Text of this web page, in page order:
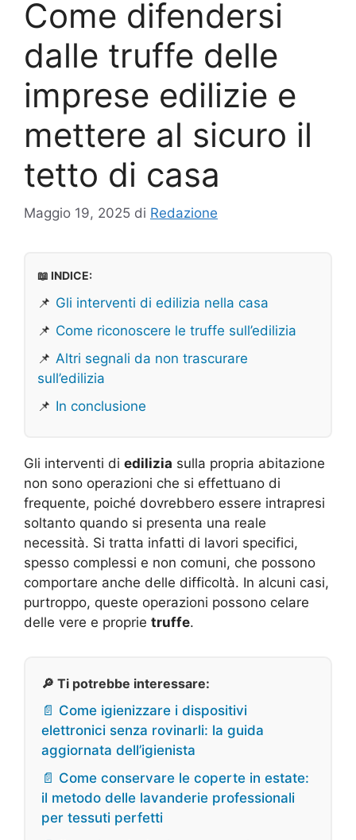
Come difendersi
dalle truffe delle
imprese edilizie e
mettere al sicuro il
tetto di casa
Maggio 19, 2025 di Redazione
📖 INDICE:
📌 Gli interventi di edilizia nella casa
📌 Come riconoscere le truffe sull’edilizia
📌 Altri segnali da non trascurare
sull’edilizia
📌 In conclusione
Gli interventi di edilizia sulla propria abitazione
non sono operazioni che si effettuano di
frequente, poiché dovrebbero essere intrapresi
soltanto quando si presenta una reale
necessità. Si tratta infatti di lavori specifici,
spesso complessi e non comuni, che possono
comportare anche delle difficoltà. In alcuni casi,
purtroppo, queste operazioni possono celare
delle vere e proprie truffe.
🔎 Ti potrebbe interessare:
📄 Come igienizzare i dispositivi
elettronici senza rovinarli: la guida
aggiornata dell’igienista
📄 Come conservare le coperte in estate:
il metodo delle lavanderie professionali
per tessuti perfetti